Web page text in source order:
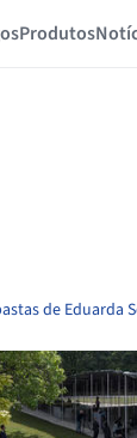
Produtos
de Eduarda